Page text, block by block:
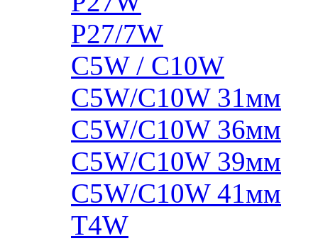
P27/7W
C5W / C10W
C5W/C10W 31мм
C5W/C10W 36мм
C5W/C10W 39мм
C5W/C10W 41мм
T4W